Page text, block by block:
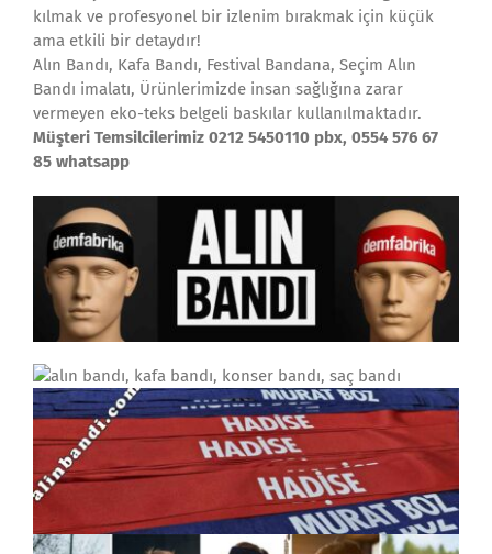
kılmak ve profesyonel bir izlenim bırakmak için küçük
ama etkili bir detaydır!
Alın Bandı, Kafa Bandı, Festival Bandana, Seçim Alın
Bandı imalatı, Ürünlerimizde insan sağlığına zarar
vermeyen eko-teks belgeli baskılar kullanılmaktadır.
Müşteri Temsilcilerimiz 0212 5450110 pbx, 0554 576 67
85 whatsapp